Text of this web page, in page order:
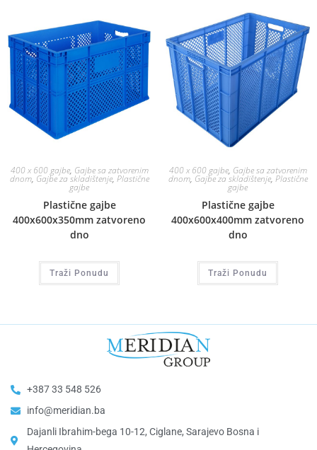
400 x 600 gajbe, Gajbe sa zatvorenim
dnom, Gajbe za skladištenje, Plastične
gajbe
Plastične gajbe
400x600x350mm zatvoreno
dno
Traži Ponudu
400 x 600 gajbe, Gajbe sa zatvorenim
dnom, Gajbe za skladištenje, Plastične
gajbe
Plastične gajbe
400x600x400mm zatvoreno
dno
Traži Ponudu
+387 33 548 526
info@meridian.ba
Dajanli Ibrahim-bega 10-12, Ciglane, Sarajevo Bosna i